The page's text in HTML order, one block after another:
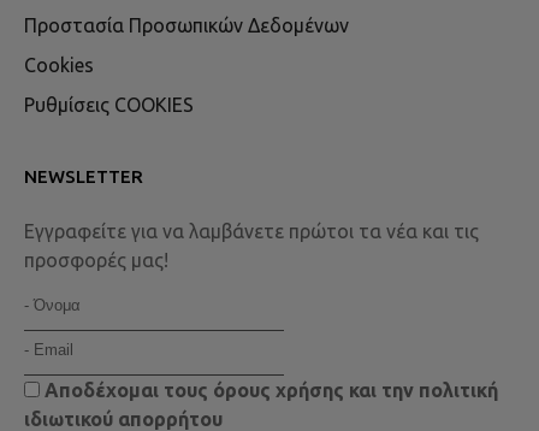
Προστασία Προσωπικών Δεδομένων
Cookies
Ρυθμίσεις COOKIES
NEWSLETTER
Εγγραφείτε για να λαμβάνετε πρώτοι τα νέα και τις
προσφορές μας!
Αποδέχομαι τους όρους χρήσης και την πολιτική
ιδιωτικού απορρήτου